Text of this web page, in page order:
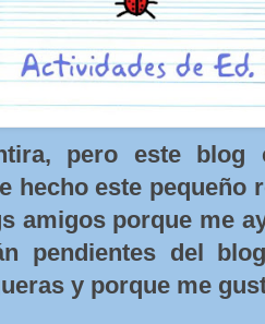
pero este blog
hecho este pequeño
amigos porque me
pendientes del
y porque me